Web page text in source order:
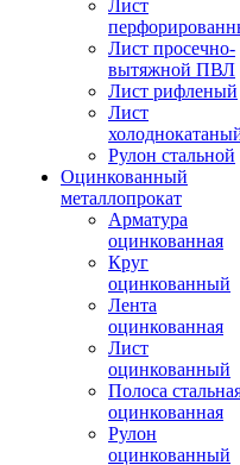
Лист
Лист просечно-
вытяжной ПВЛ
Лист рифленый
Лист
Рулон стальной
Оцинкованный
металлопрокат
Арматура
оцинкованная
Круг
оцинкованный
Лента
оцинкованная
Лист
оцинкованный
Полоса
оцинкованная
Рулон
оцинкованный